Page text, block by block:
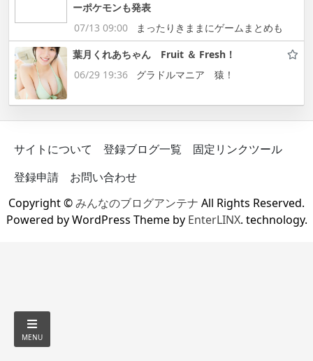
ーポケモンも発表
07/13 09:00
まったりきままにゲームまとめも
葉月くれあちゃん Fruit ＆ Fresh！
06/29 19:36
グラドルマニア 猿！
サイトについて 登録ブログ一覧
固定リンクツール
登録申請
お問い合わせ
Copyright ©みんなのブログアンテナ All Rights Reserved.
Powered by WordPress Theme by EnterLINX. technology.
MENU